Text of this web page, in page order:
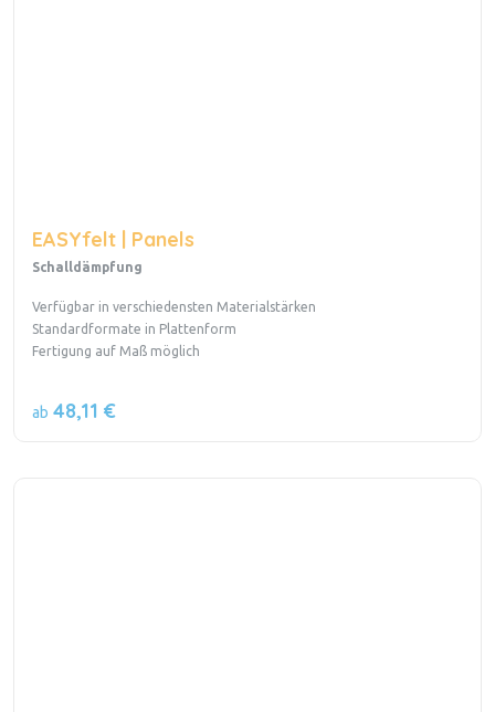
EASYfelt | Panels
Schalldämpfung
Verfügbar in verschiedensten Materialstärken
Standardformate in Plattenform
Fertigung auf Maß möglich
ab 48,11 €